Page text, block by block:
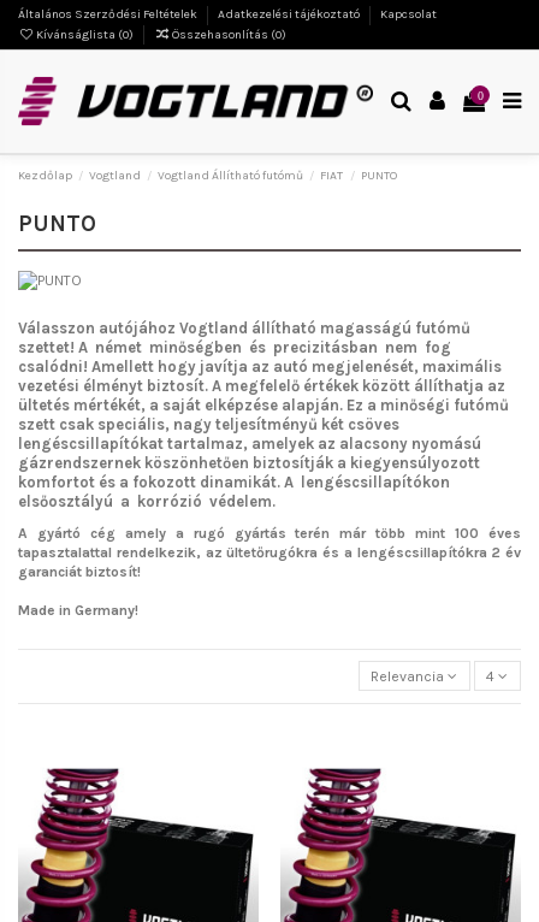
Általános Szerződési Feltételek Adatkezelési tájékoztató
Kapcsolat
Kívánságlista (0) Összehasonlítás (0)
0
Kezdőlap Vogtland Vogtland Állítható futómű FIAT PUNTO
PUNTO
Válasszon autójához Vogtland állítható magasságú futómű
szettet! A német minőségben és precizitásban nem fog
csalódni! Amellett hogy javítja az autó megjelenését, maximális
vezetési élményt biztosít. A megfelelő értékek között állíthatja az
ültetés mértékét, a saját elképzése alapján. Ez a minőségi futómű
szett csak speciális, nagy teljesítményű két csöves
lengéscsillapítókat tartalmaz, amelyek az alacsony nyomású
gázrendszernek köszönhetően biztosítják a kiegyensúlyozott
komfortot és a fokozott dinamikát. A lengéscsillapítókon
elsőosztályú a korrózió védelem.
A gyártó cég amely a rugó gyártás terén már több mint 100 éves
tapasztalattal rendelkezik, az ültetőrugókra és a lengéscsillapítókra 2 év
garanciát biztosít!
Made in Germany!
Relevancia 4